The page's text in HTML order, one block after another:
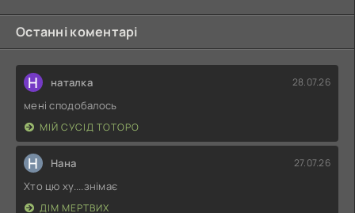
Останні коментарі
Н наталка 28.07.26
мені сподобалось
МІЙ СУСІД ТОТОРО
Н Нана 27.07.26
Хто цю ху....знімає
ДІМ МЕРТВИХ